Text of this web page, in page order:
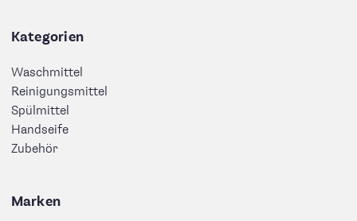
Kategorien
Waschmittel
Reinigungsmittel
Spülmittel
Handseife
Zubehör
Marken